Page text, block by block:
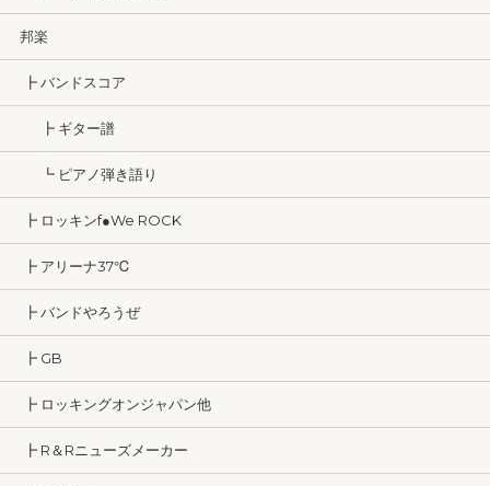
邦楽
┣ バンドスコア
┣ ギター譜
┗ ピアノ弾き語り
┣ ロッキンf●We ROCK
┣ アリーナ37℃
┣ バンドやろうぜ
┣ GB
┣ ロッキングオンジャパン他
┣ R＆Rニューズメーカー